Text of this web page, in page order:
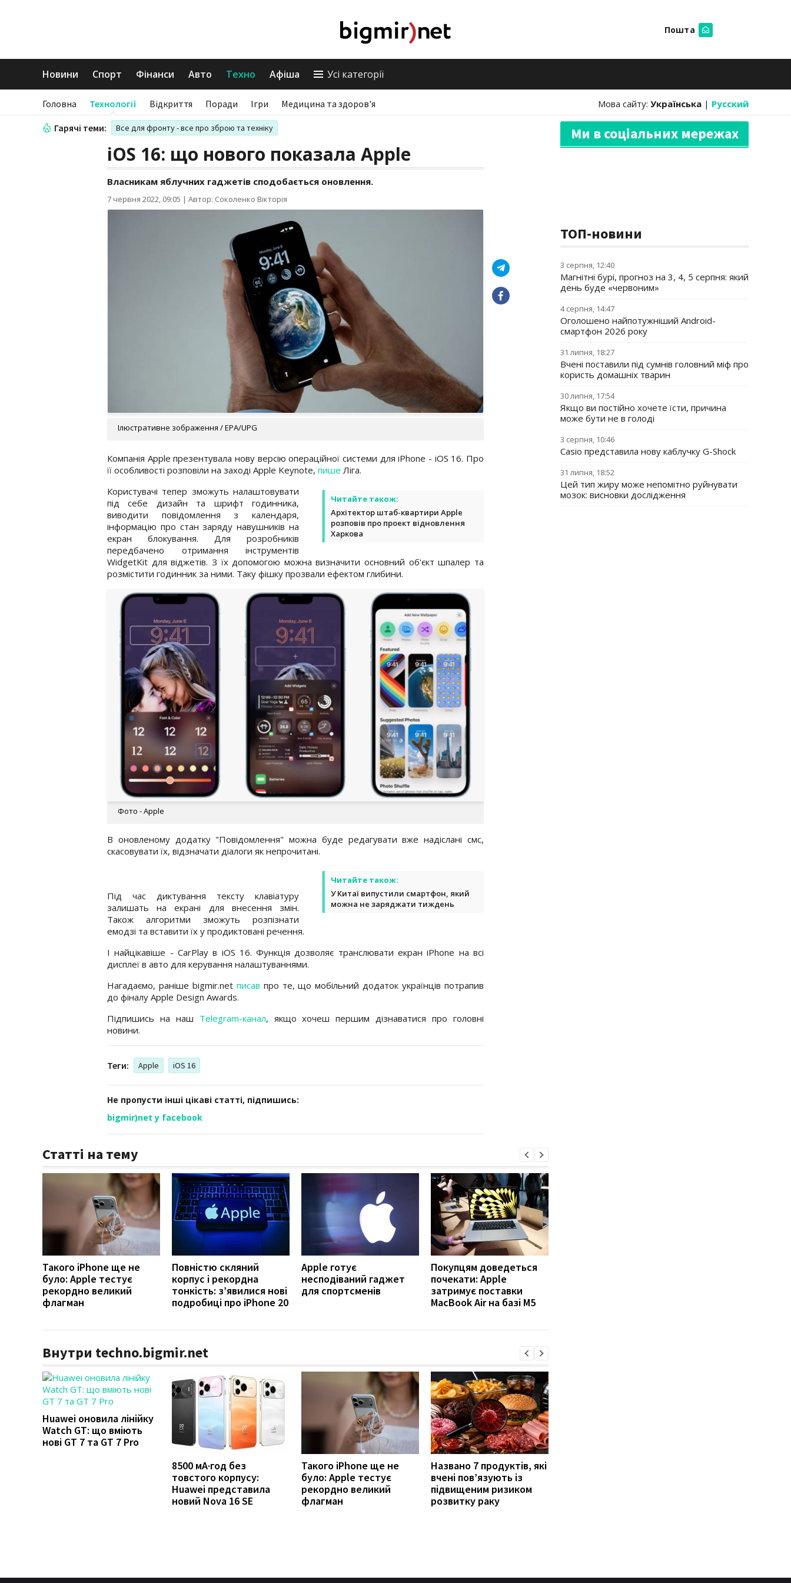
Пошта
Новини Спорт Фінанси Авто Техно Афіша Усі категорії
Головна Технології Відкриття Поради Ігри Медицина та здоров'я Мова сайту: Українська | Русский
Гарячі теми: Все для фронту - все про зброю та техніку
iOS 16: що нового показала Apple
Власникам яблучних гаджетів сподобається оновлення.
7 червня 2022, 09:05 | Автор: Соколенко Вікторія
Ілюстративне зображення / EPA/UPG
Компанія Apple презентувала нову версію операційної системи для iPhone - iOS 16. Про
її особливості розповіли на заході Apple Keynote, пише Ліга.
Читайте також:
Архітектор штаб-квартири Apple
розповів про проект відновлення
Харкова
Користувачі тепер зможуть налаштовувати
під себе дизайн та шрифт годинника,
виводити повідомлення з календаря,
інформацію про стан заряду навушників на
екран блокування. Для розробників
передбачено отримання інструментів
WidgetKit для віджетів. З їх допомогою можна визначити основний об'єкт шпалер та
розмістити годинник за ними. Таку фішку прозвали ефектом глибини.
Фото - Apple
В оновленому додатку "Повідомлення" можна буде редагувати вже надіслані смс,
скасовувати їх, відзначати діалоги як непрочитані.
Читайте також:
У Китаї випустили смартфон, який
можна не заряджати тиждень
Під час диктування тексту клавіатуру
залишать на екрані для внесення змін.
Також алгоритми зможуть розпізнати
емодзі та вставити їх у продиктовані речення.
І найцікавіше - CarPlay в iOS 16. Функція дозволяє транслювати екран iPhone на всі
дисплеї в авто для керування налаштуваннями.
Нагадаємо, раніше bigmir.net писав про те, що мобільний додаток українців потрапив
до фіналу Apple Design Awards.
Підпишись на наш Telegram-канал, якщо хочеш першим дізнаватися про головні
новини.
Теги: Apple iOS 16
Не пропусти інші цікаві статті, підпишись:
bigmir)net у facebook
Статті на тему
Такого iPhone ще не
було: Apple тестує
рекордно великий
флагман
Повністю скляний
корпус і рекордна
тонкість: з’явилися нові
подробиці про iPhone 20
Apple готує
несподіваний гаджет
для спортсменів
Покупцям доведеться
почекати: Apple
затримує поставки
MacBook Air на базі M5
Внутри techno.bigmir.net
Huawei оновила лінійку
Watch GT: що вміють
нові GT 7 та GT 7 Pro
8500 мА·год без
товстого корпусу:
Huawei представила
новий Nova 16 SE
Такого iPhone ще не
було: Apple тестує
рекордно великий
флагман
Названо 7 продуктів, які
вчені пов’язують із
підвищеним ризиком
розвитку раку
Ми в соціальних мережах
ТОП-новини
3 серпня, 12:40
Магнітні бурі, прогноз на 3, 4, 5 серпня: який
день буде «червоним»
4 серпня, 14:47
Оголошено найпотужніший Android-
смартфон 2026 року
31 липня, 18:27
Вчені поставили під сумнів головний міф про
користь домашніх тварин
30 липня, 17:54
Якщо ви постійно хочете їсти, причина
може бути не в голоді
3 серпня, 10:46
Casio представила нову каблучку G-Shock
31 липня, 18:52
Цей тип жиру може непомітно руйнувати
мозок: висновки дослідження